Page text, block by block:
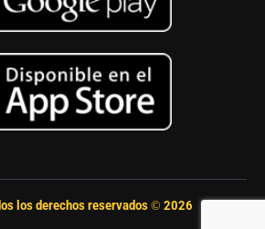
los derechos reservados © 2026